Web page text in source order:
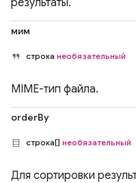
результаты.
мим
строка необязательный
MIME-тип файла.
orderBy
строка[] необязательный
Для сортировки